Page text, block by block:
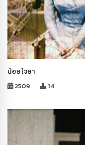
น้อยไจยา
2509 14